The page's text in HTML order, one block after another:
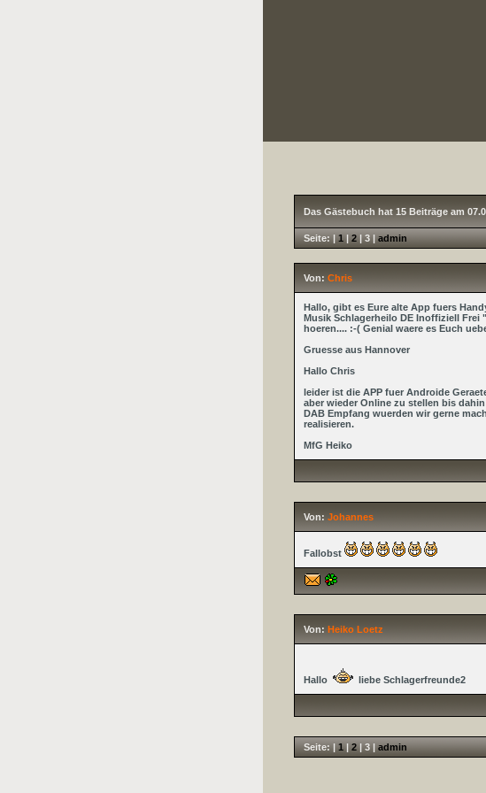
Das Gästebuch hat 15 Beiträge am
Seite: |1|2|3|admin
Von: Chris
Hallo, gibt es Eure alte App fuers
Musik Schlagerheilo DE Inoffiziell
hoeren.... :-( Genial waere es Euch
Gruesse aus Hannover
Hallo Chris
leider ist die APP fuer Androide
aber wieder Online zu stellen bis
DAB Empfang wuerden wir gerne
realisieren.
MfG Heiko
Von: Johannes
Fallobst
Von: Heiko Loetz
Hallo liebe Schlagerfreunde2
Seite: |1|2|3|admin